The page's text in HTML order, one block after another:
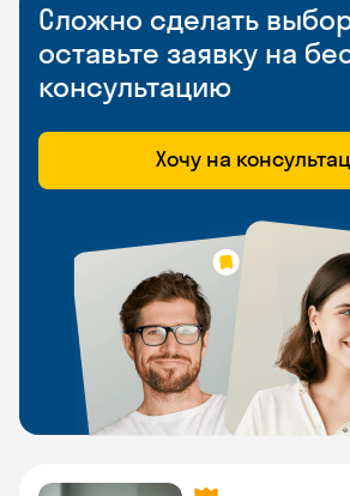
Сложно сделать
оставьте заявку на
консультацию
Хочу на